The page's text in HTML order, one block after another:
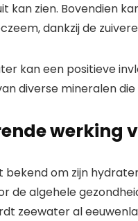
kan zien. Bovendien
dankzij de
kan een positieve
diverse mineralen
werking
bekend om zijn
de algehele
zeewater al